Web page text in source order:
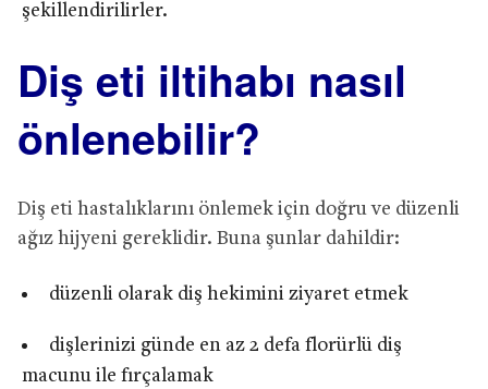
şekillendirilirler.
Diş eti iltihabı nasıl
önlenebilir?
Diş eti hastalıklarını önlemek için doğru ve düzenli
ağız hijyeni gereklidir. Buna şunlar dahildir:
düzenli olarak diş hekimini ziyaret etmek
dişlerinizi günde en az 2 defa florürlü diş
macunu ile fırçalamak